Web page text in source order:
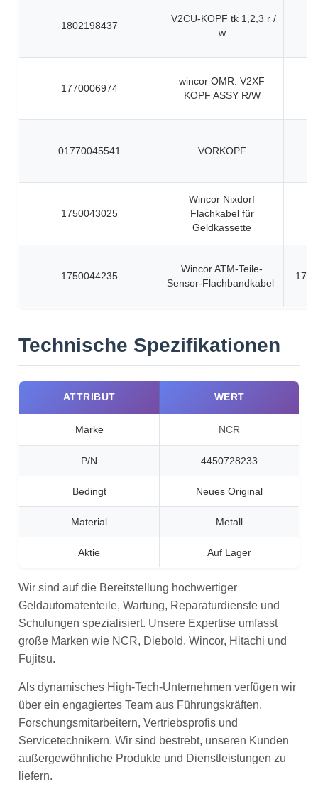
1802198437
V2CU-KOPF tk 1,2,3 r /
w
1770006974
wincor OMR: V2XF
KOPF ASSY R/W
01770045541 VORKOPF
1750043025
Wincor Nixdorf
Flachkabel für
Geldkassette
1750044235
Wincor ATM-Teile-
Sensor-Flachbandkabel
Technische Spezifikationen
ATTRIBUT WERT
Marke NCR
P/N 4450728233
Bedingt Neues Original
Material Metall
Aktie Auf Lager
Wir sind auf die Bereitstellung hochwertiger
Geldautomatenteile, Wartung, Reparaturdienste und
Schulungen spezialisiert. Unsere Expertise umfasst
große Marken wie NCR, Diebold, Wincor, Hitachi und
Fujitsu.
Als dynamisches High-Tech-Unternehmen verfügen wir
über ein engagiertes Team aus Führungskräften,
Forschungsmitarbeitern, Vertriebsprofis und
Servicetechnikern. Wir sind bestrebt, unseren Kunden
außergewöhnliche Produkte und Dienstleistungen zu
liefern.